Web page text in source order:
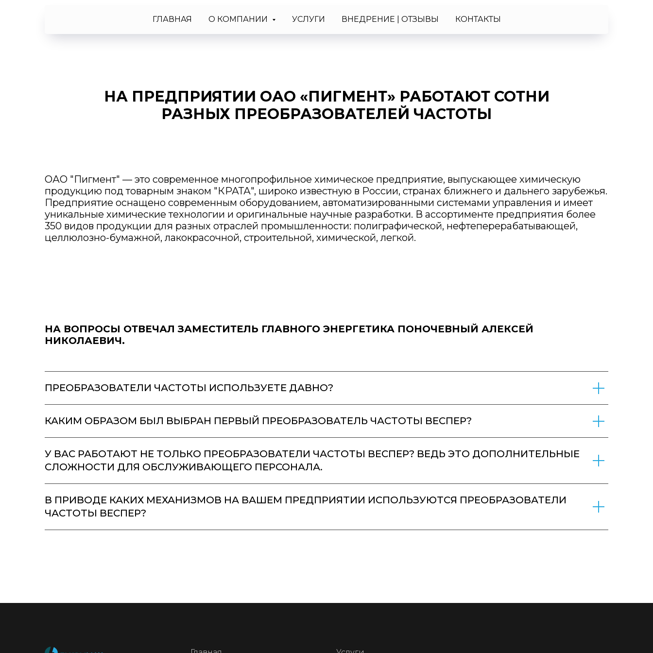
ГЛАВНАЯ О КОМПАНИИ УСЛУГИ ВНЕДРЕНИЕ | ОТЗЫВЫ КОНТАКТЫ
НА ПРЕДПРИЯТИИ ОАО «ПИГМЕНТ» РАБОТАЮТ СОТНИ
РАЗНЫХ ПРЕОБРАЗОВАТЕЛЕЙ ЧАСТОТЫ
ОАО "Пигмент" — это современное многопрофильное химическое предприятие, выпускающее химическую
продукцию под товарным знаком "КРАТА", широко известную в России, странах ближнего и дальнего зарубежья.
Предприятие оснащено современным оборудованием, автоматизированными системами управления и имеет
уникальные химические технологии и оригинальные научные разработки. В ассортименте предприятия более
350 видов продукции для разных отраслей промышленности: полиграфической, нефтеперерабатывающей,
целлюлозно-бумажной, лакокрасочной, строительной, химической, легкой.
НА ВОПРОСЫ ОТВЕЧАЛ ЗАМЕСТИТЕЛЬ ГЛАВНОГО ЭНЕРГЕТИКА ПОНОЧЕВНЫЙ АЛЕКСЕЙ
НИКОЛАЕВИЧ.
ПРЕОБРАЗОВАТЕЛИ ЧАСТОТЫ ИСПОЛЬЗУЕТЕ ДАВНО?
КАКИМ ОБРАЗОМ БЫЛ ВЫБРАН ПЕРВЫЙ ПРЕОБРАЗОВАТЕЛЬ ЧАСТОТЫ ВЕСПЕР?
У ВАС РАБОТАЮТ НЕ ТОЛЬКО ПРЕОБРАЗОВАТЕЛИ ЧАСТОТЫ ВЕСПЕР? ВЕДЬ ЭТО ДОПОЛНИТЕЛЬНЫЕ
СЛОЖНОСТИ ДЛЯ ОБСЛУЖИВАЮЩЕГО ПЕРСОНАЛА.
В ПРИВОДЕ КАКИХ МЕХАНИЗМОВ НА ВАШЕМ ПРЕДПРИЯТИИ ИСПОЛЬЗУЮТСЯ ПРЕОБРАЗОВАТЕЛИ
ЧАСТОТЫ ВЕСПЕР?